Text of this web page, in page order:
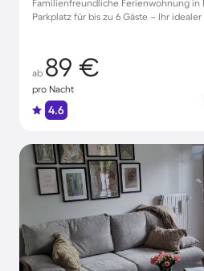
Familienfreundliche Ferienwohnung in
Parkplatz für bis zu 6 Gäste – Ihr idealer
ab 89 €
pro Nacht
4.6